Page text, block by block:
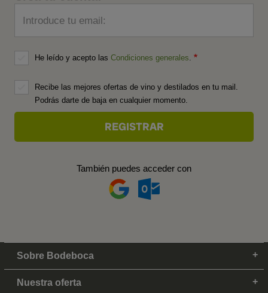
Introduce tu email:
He leído y acepto las Condiciones generales.
Recibe las mejores ofertas de vino y destilados en tu mail.
Podrás darte de baja en cualquier momento.
También puedes acceder con
Sobre Bodeboca
Nuestra oferta